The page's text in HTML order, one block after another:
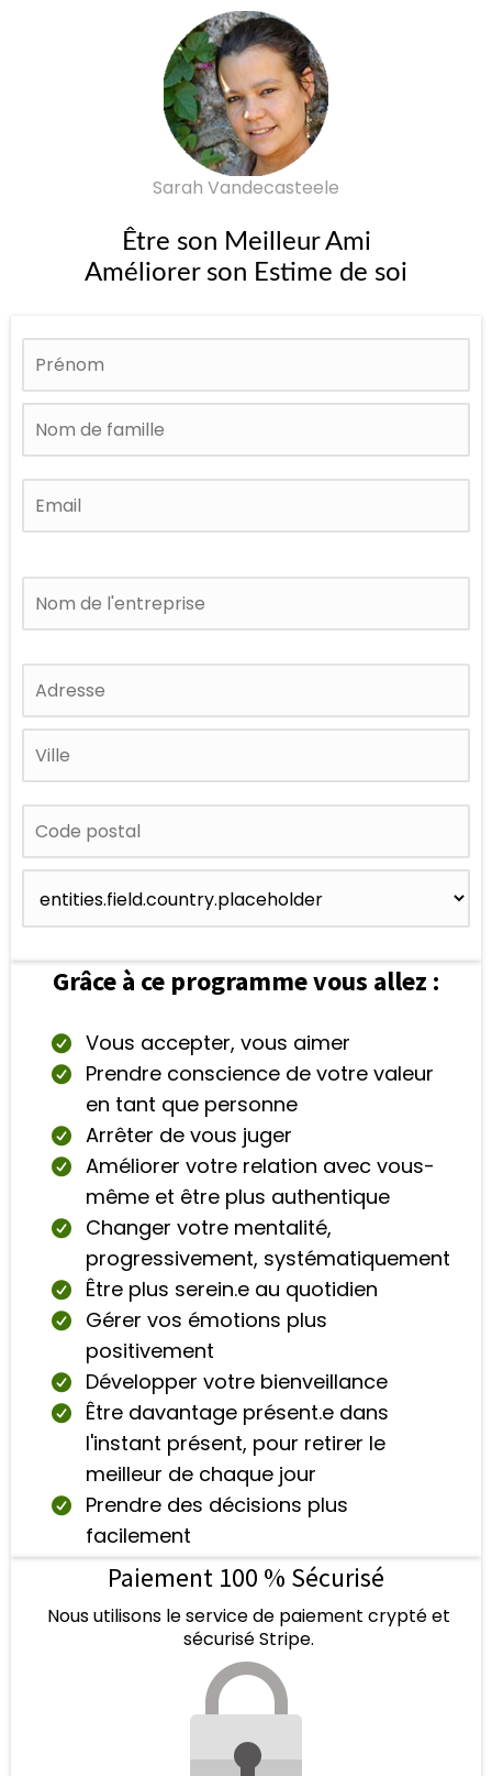
Sarah Vandecasteele
Être son Meilleur Ami
Améliorer son Estime de soi
Grâce à ce programme vous allez :
Vous accepter, vous aimer
Prendre conscience de votre valeur
en tant que personne
Arrêter de vous juger
Améliorer votre relation avec vous-
même et être plus authentique
Changer votre mentalité,
progressivement, systématiquement
Être plus serein.e au quotidien
Gérer vos émotions plus
positivement
Développer votre bienveillance
Être davantage présent.e dans
l'instant présent, pour retirer le
meilleur de chaque jour
Prendre des décisions plus
facilement
Paiement 100 % Sécurisé
Nous utilisons le service de paiement crypté et
sécurisé Stripe.